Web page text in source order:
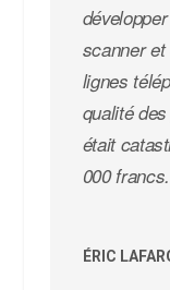
scanner
lignes
qualité
était
000
ÉRIC